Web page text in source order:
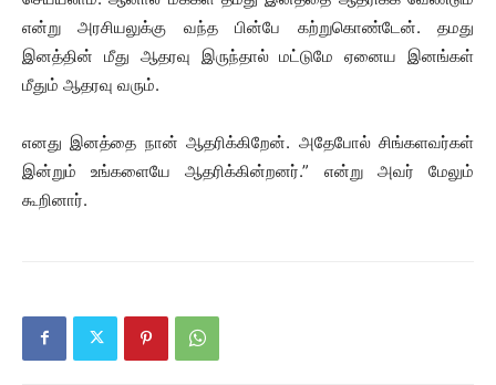
என்று அரசியலுக்கு வந்த பின்பே கற்றுகொண்டேன். தமது
இனத்தின் மீது ஆதரவு இருந்தால் மட்டுமே ஏனைய இனங்கள்
மீதும் ஆதரவு வரும்.
எனது இனத்தை நான் ஆதரிக்கிறேன். அதேபோல் சிங்களவர்கள்
இன்றும் உங்களையே ஆதரிக்கின்றனர்.” என்று அவர் மேலும்
கூறினார்.